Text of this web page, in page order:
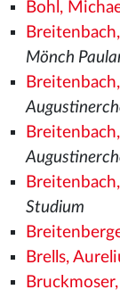
Bohl,
Mönch
Studium
Brells,